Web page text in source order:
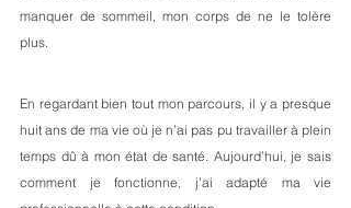
manquer de sommeil, mon corps de ne le tolère
plus.
En regardant bien tout mon parcours, il y a presque
huit ans de ma vie où je n’ai pas pu travailler à plein
temps dû à mon état de santé. Aujourd’hui, je sais
comment je fonctionne, j’ai adapté ma vie